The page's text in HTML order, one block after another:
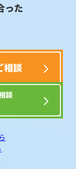
った
相談
談